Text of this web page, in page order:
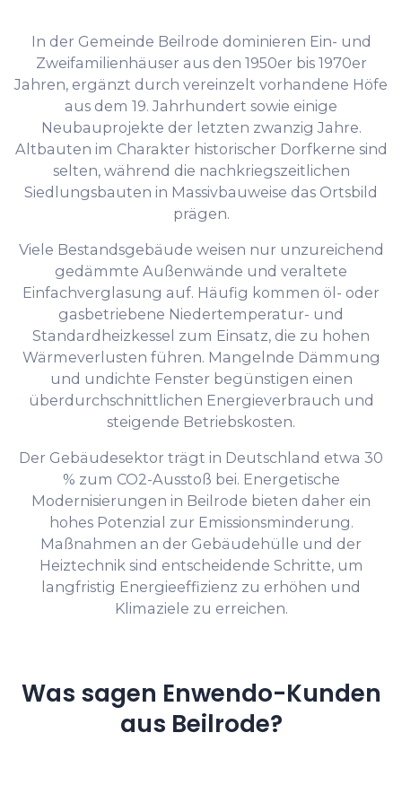
In der Gemeinde Beilrode dominieren Ein- und
Zweifamilienhäuser aus den 1950er bis 1970er
Jahren, ergänzt durch vereinzelt vorhandene Höfe
aus dem 19. Jahrhundert sowie einige
Neubauprojekte der letzten zwanzig Jahre.
Altbauten im Charakter historischer Dorfkerne sind
selten, während die nachkriegszeitlichen
Siedlungsbauten in Massivbauweise das Ortsbild
prägen.
Viele Bestandsgebäude weisen nur unzureichend
gedämmte Außenwände und veraltete
Einfachverglasung auf. Häufig kommen öl- oder
gasbetriebene Niedertemperatur- und
Standardheizkessel zum Einsatz, die zu hohen
Wärmeverlusten führen. Mangelnde Dämmung
und undichte Fenster begünstigen einen
überdurchschnittlichen Energieverbrauch und
steigende Betriebskosten.
Der Gebäudesektor trägt in Deutschland etwa 30
% zum CO2-Ausstoß bei. Energetische
Modernisierungen in Beilrode bieten daher ein
hohes Potenzial zur Emissionsminderung.
Maßnahmen an der Gebäudehülle und der
Heiztechnik sind entscheidende Schritte, um
langfristig Energieeffizienz zu erhöhen und
Klimaziele zu erreichen.
Was sagen Enwendo-Kunden
aus Beilrode?